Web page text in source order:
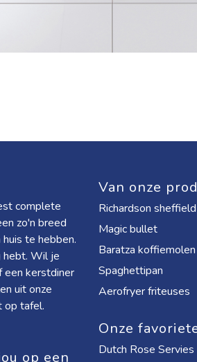
complete
zo'n breed
te hebben.
hebt. Wil je
een kerstdiner
uit onze
op tafel.
op een
Van onze
Richardson
Magic bullet
Baratza koffiemolen
Spaghettipan
Aerofryer friteuses
Onze
Dutch Rose Servies